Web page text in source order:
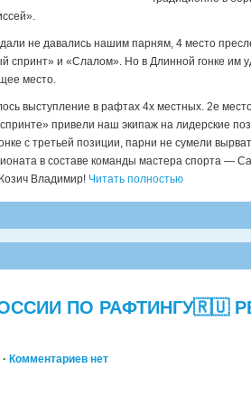
не давались нашим парням, 4 место
и «Слалом». Но в Длинной гонке им
место.
выступление в рафтах 4х местных. 2е
привели наш экипаж на лидерские
с третьей позиции, парни не сумели
в составе команды мастера спорта —
Владимир! Читать полностью
ПО РАФТИНГУ🇷🇺
· Комментариев нет